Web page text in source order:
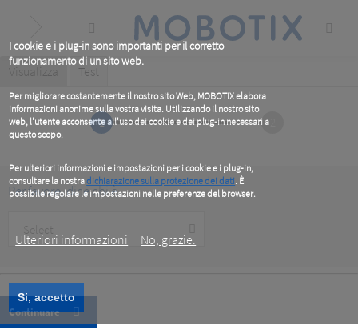
I cookie e i plug-in sono importanti per il corretto
funzionamento di un sito web.
Per migliorare costantemente il nostro sito Web, MOBOTIX elabora
informazioni anonime sulla vostra visita. Utilizzando il nostro sito
web, l'utente acconsente all'uso dei cookie e dei plug-in necessari a
questo scopo.
Per ulteriori informazioni e impostazioni per i cookie e i plug-in,
consultare la nostradichiarazione sulla protezione dei dati. È
possibile regolare le impostazioni nelle preferenze del browser.
Ulteriori informazioni
No, grazie.
Si, accetto
content
Primary
tabs
Visualizza (active
Test
1
Per favore, dice chi è
Type